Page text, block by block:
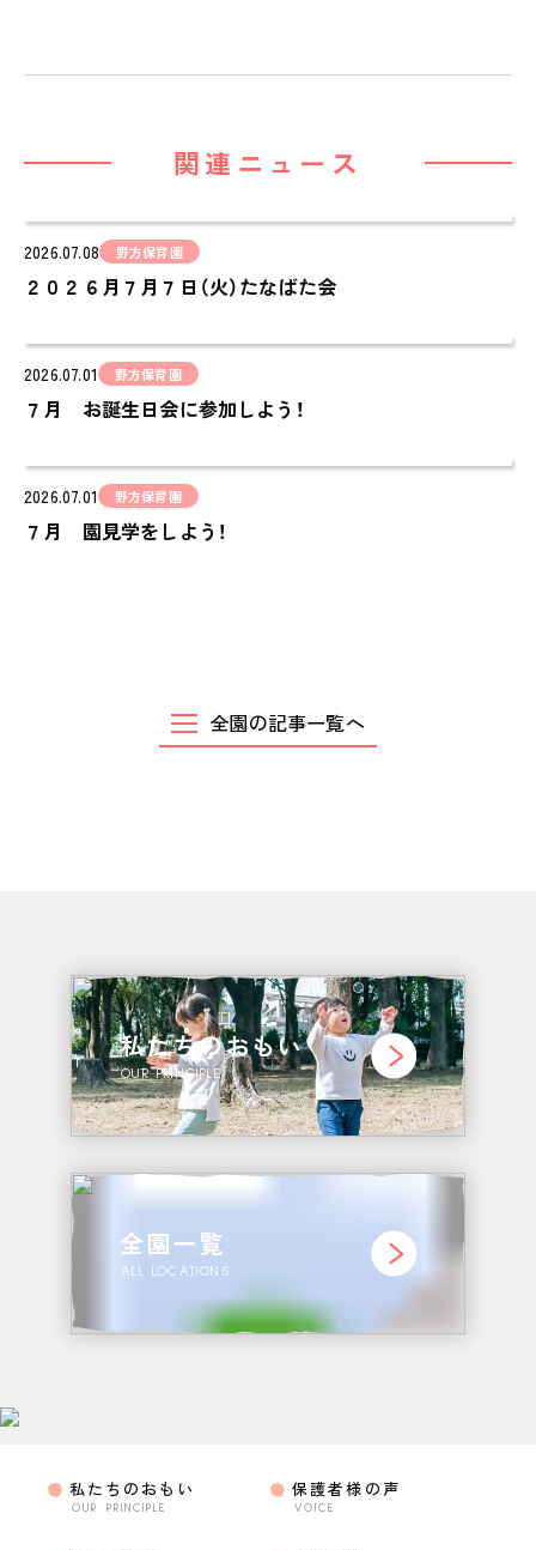
採用情報
ピノキオチャンネル
PINOKI'S YOUTUBE
お問い合わせ
CONTACT
関連ニュース
2026.07.08 野方保育園
２０２６月７月７日（火）たなばた会
2026.07.01 野方保育園
７月 お誕生日会に参加しよう！
2026.07.01 野方保育園
７月 園見学をしよう！
全園の記事一覧へ
私たちのおもい
OUR PRINCIPLE
全園一覧
ALL LOCATIONS
私たちのおもい
OUR PRINCIPLE
保護者様の声
VOICE